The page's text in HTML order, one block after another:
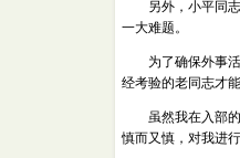
另外，小平同志
一大难题。
为了确保外事活
经考验的老同志才能
虽然我在入部的
慎而又慎，对我进